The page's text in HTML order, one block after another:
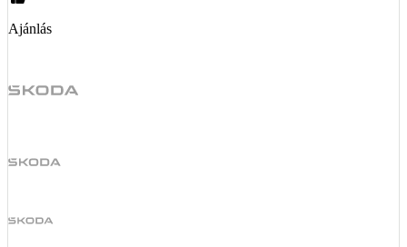
Ajánlás